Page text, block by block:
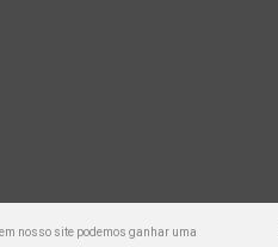
nosso site podemos ganhar uma